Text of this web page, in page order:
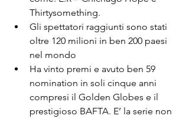
Thirtysomething.
Gli spettatori raggiunti sono stati
oltre 120 milioni in ben 200 paesi
nel mondo
Ha vinto premi e avuto ben 59
nomination in soli cinque anni
compresi il Golden Globes e il
prestigioso BAFTA. E’ la serie non